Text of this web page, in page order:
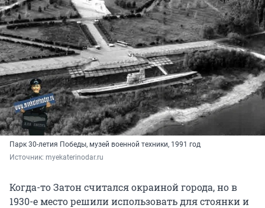
Парк 30-летия Победы, музей военной техники, 1991 год
Источник: myekaterinodar.ru
Когда-то Затон считался окраиной города, но в
1930-е место решили использовать для стоянки и